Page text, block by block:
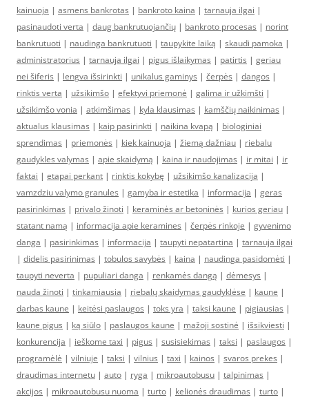
kainuoja | asmens bankrotas | bankroto kaina | tarnauja ilgai |
pasinaudoti verta | daug bankrutuojančių | bankroto procesas | norint
bankrutuoti | naudinga bankrutuoti | taupykite laiką | skaudi pamoka |
administratorius | tarnauja ilgai | pigus išlaikymas | patirtis | geriau
nei šiferis | lengva išsirinkti | unikalus gaminys | čerpės | dangos |
rinktis verta | užsikimšo | efektyvi priemonė | galima ir užkimšti |
užsikimšo vonia | atkimšimas | kyla klausimas | kamščių naikinimas |
aktualus klausimas | kaip pasirinkti | naikina kvapą | biologiniai
sprendimas | priemonės | kiek kainuoja | žiemą dažniau | riebalu
gaudykles valymas | apie skaidymą | kaina ir naudojimas | ir mitai | ir
faktai | etapai perkant | rinktis kokybę | užsikimšo kanalizacija |
vamzdziu valymo granules | gamyba ir estetika | informacija | geras
pasirinkimas | privalo žinoti | keraminės ar betoninės | kurios geriau |
statant namą | informacija apie keramines | čerpės rinkoje | gyvenimo
danga | pasirinkimas | informacija | taupyti nepatartina | tarnauja ilgai
| didelis pasirinimas | tobulos savybės | kaina | naudinga pasidomėti |
taupyti neverta | pupuliari danga | renkamės dangą | dėmesys |
nauda žinoti | tinkamiausia | riebalų skaidymas gaudyklėse | kaune |
darbas kaune | keitėsi paslaugos | toks yra | taksi kaune | pigiausias |
kaune pigus | ką siūlo | paslaugos kaune | mažoji sostinė | išsikviesti |
konkurencija | ieškome taxi | pigus | susisiekimas | taksi | paslaugos |
programėlė | vilniuje | taksi | vilnius | taxi | kainos | svaros prekes |
draudimas internetu | auto | ryga | mikroautobusu | talpinimas |
akcijos | mikroautobusu nuoma | turto | kelionės draudimas | turto |